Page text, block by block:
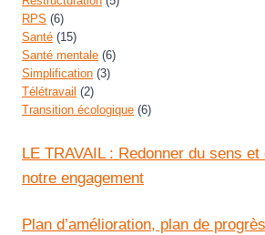
RPS (6)
Santé (15)
Santé mentale (6)
Simplification (3)
Télétravail (2)
Transition écologique (6)
LE TRAVAIL : Redonner du sens
notre engagement
Plan d’amélioration, plan de